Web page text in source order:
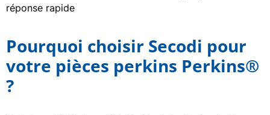
réponse rapide
Pourquoi choisir Secodi pour
votre pièces perkins Perkins®
?